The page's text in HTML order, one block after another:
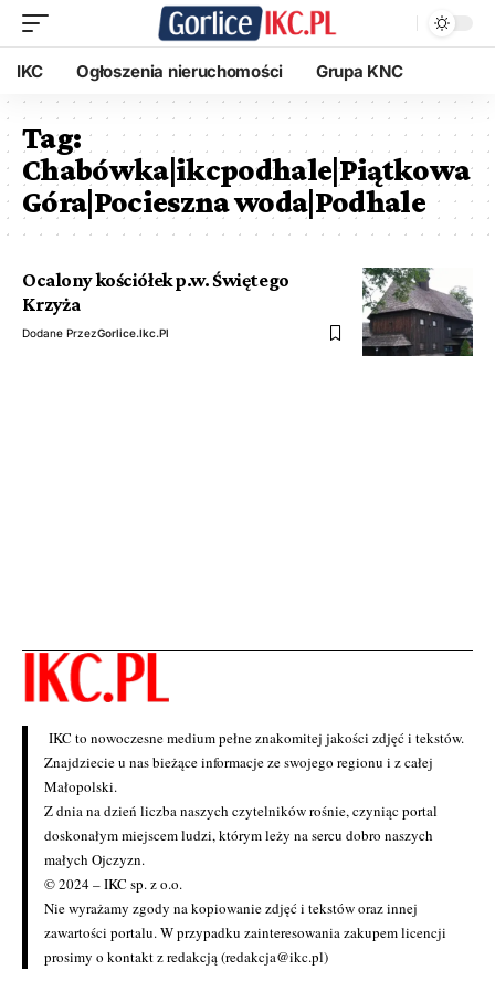
IKC Ogłoszenia nieruchomości Grupa KNC
Tag:
Chabówka|ikcpodhale|Piątkowa
Góra|Pocieszna woda|Podhale
Ocalony kościółek p.w. Świętego
Krzyża
Dodane PrzezGorlice.ikc.pl
IKC to nowoczesne medium pełne znakomitej jakości zdjęć i tekstów.
Znajdziecie u nas bieżące informacje ze swojego regionu i z całej
Małopolski.
Z dnia na dzień liczba naszych czytelników rośnie, czyniąc portal
doskonałym miejscem ludzi, którym leży na sercu dobro naszych
małych Ojczyzn.
© 2024 – IKC sp. z o.o.
Nie wyrażamy zgody na kopiowanie zdjęć i tekstów oraz innej
zawartości portalu. W przypadku zainteresowania zakupem licencji
prosimy o kontakt z redakcją (redakcja@ikc.pl)